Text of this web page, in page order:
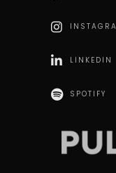
LINKEDIN
SPOTIFY